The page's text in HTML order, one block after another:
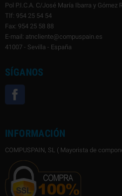
Pol P.I.C.A. C/José María Ibarra y Gómez
Tlf: 954 25 54 54
Fax: 954 25 58 88
E-mail: atncliente@compuspain.es
41007 - Sevilla - España
SÍGANOS
INFORMACIÓN
COMPUSPAIN, SL ( Mayorista de